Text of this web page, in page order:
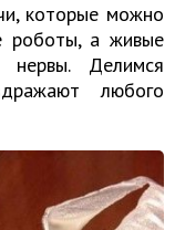
которые можно
роботы, а живые
Делимся
любого